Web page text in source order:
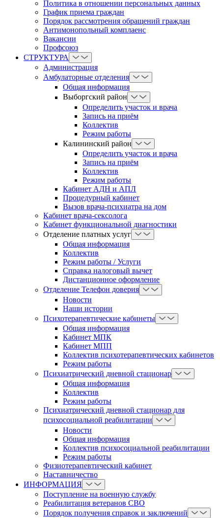
Политика в отношении персональных данных
График приема граждан
Порядок рассмотрения обращений граждан
Антимонопольный комплаенс
Вакансии
Профсоюз
СТРУКТУРА
Администрация
Амбулаторные отделения
Общая информация
Выборгский район
Определить участок и врача
Запись на приём
Коллектив
Режим работы
Калининский район
Определить участок и врача
Запись на приём
Коллектив
Режим работы
Кабинет АДН и АПЛ
Процедурный кабинет
Вызов врача-психиатра на дом
Кабинет врача-сексолога
Кабинет функциональной диагностики
Отделение платных услуг
Общая информация
Коллектив
Режим работы / Услуги
Справка налоговый вычет
Дистанционное оформление
Отделение Телефон доверия
Новости
Наши истории
Психотерапевтические кабинеты
Общая информация
Кабинет МПК
Кабинет МПП
Коллектив психотерапевтических кабинетов
Режим работы
Психиатрический дневной стационар
Общая информация
Коллектив
Режим работы
Психиатрический дневной стационар для
психосоциальной реабилитации
Новости
Общая информация
Коллектив психосоциальной реабилитации
Режим работы
Физиотерапевтический кабинет
Наставничество
ИНФОРМАЦИЯ
Поступление на военную службу
Реабилитация ветеранов СВО
Порядок получения справок и заключений